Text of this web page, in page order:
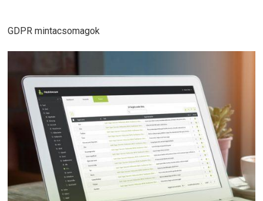
GDPR mintacsomagok